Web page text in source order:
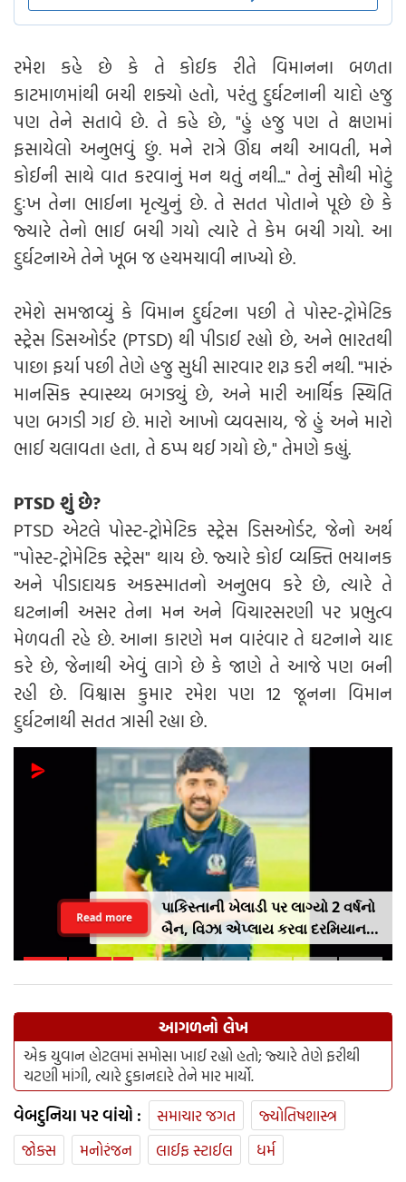
રમેશ કહે છે કે તે કોઈક રીતે વિમાનના બળતા
કાટમાળમાંથી બચી શક્યો હતો, પરંતુ દુર્ઘટનાની યાદો હજુ
પણ તેને સતાવે છે. તે કહે છે, "હું હજુ પણ તે ક્ષણમાં
ફસાયેલો અનુભવું છું. મને રાત્રે ઊંઘ નથી આવતી, મને
કોઈની સાથે વાત કરવાનું મન થતું નથી..." તેનું સૌથી મોટું
દુઃખ તેના ભાઈના મૃત્યુનું છે. તે સતત પોતાને પૂછે છે કે
જ્યારે તેનો ભાઈ બચી ગયો ત્યારે તે કેમ બચી ગયો. આ
દુર્ઘટનાએ તેને ખૂબ જ હચમચાવી નાખ્યો છે.
રમેશે સમજાવ્યું કે વિમાન દુર્ઘટના પછી તે પોસ્ટ-ટ્રોમેટિક
સ્ટ્રેસ ડિસઓર્ડર (PTSD) થી પીડાઈ રહ્યો છે, અને ભારતથી
પાછા ફર્યા પછી તેણે હજુ સુધી સારવાર શરૂ કરી નથી. "મારું
માનસિક સ્વાસ્થ્ય બગડ્યું છે, અને મારી આર્થિક સ્થિતિ
પણ બગડી ગઈ છે. મારો આખો વ્યવસાય, જે હું અને મારો
ભાઈ ચલાવતા હતા, તે ઠપ્પ થઈ ગયો છે," તેમણે કહ્યું.
PTSD શું છે?
PTSD એટલે પોસ્ટ-ટ્રોમેટિક સ્ટ્રેસ ડિસઓર્ડર, જેનો અર્થ
"પોસ્ટ-ટ્રોમેટિક સ્ટ્રેસ" થાય છે. જ્યારે કોઈ વ્યક્તિ ભયાનક
અને પીડાદાયક અકસ્માતનો અનુભવ કરે છે, ત્યારે તે
ઘટનાની અસર તેના મન અને વિચારસરણી પર પ્રભુત્વ
મેળવતી રહે છે. આના કારણે મન વારંવાર તે ઘટનાને યાદ
કરે છે, જેનાથી એવું લાગે છે કે જાણે તે આજે પણ બની
રહી છે. વિશ્વાસ કુમાર રમેશ પણ 12 જૂનના વિમાન
દુર્ઘટનાથી સતત ત્રાસી રહ્યા છે.
પાકિસ્તાની ખેલાડી પર લાગ્યો 2 વર્ષનો
બૈન, વિઝા એપ્લાય કરવા દરમિયાન
આપી ખોટી માહિતી
Read more
આગળનો લેખ
એક યુવાન હોટલમાં સમોસા ખાઈ રહ્યો હતો; જ્યારે તેણે ફરીથી
ચટણી માંગી, ત્યારે દુકાનદારે તેને માર માર્યો.
વેબદુનિયા પર વાંચો : સમાચાર જગત
જ્યોતિષશાસ્ત્ર
જોક્સ
મનોરંજન લાઈફ સ્ટાઈલ ધર્મ